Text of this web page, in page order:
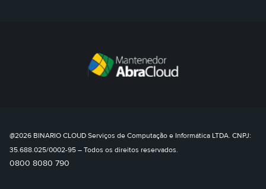
@2026 BINARIO CLOUD Serviços de Computação e Informática LTDA. CNPJ:
35.688.025/0002-95 – Todos os direitos reservados.
0800 8080 790